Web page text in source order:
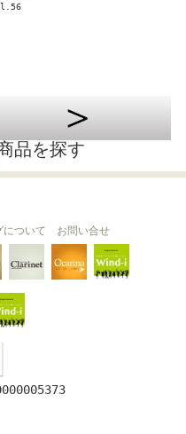
品を探す
Clarinet
について お問い合せ